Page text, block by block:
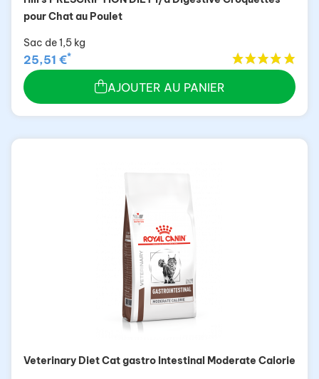
pour Chat au Poulet
Sac de 1,5 kg
25,51 €*
AJOUTER AU PANIER
Veterinary Diet Cat gastro Intestinal Moderate Calorie